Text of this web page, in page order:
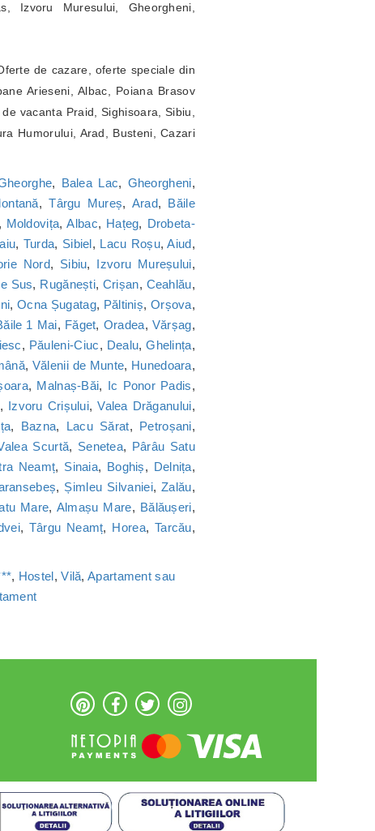
Izvoru Muresului, Gheorgheni,
de cazare, oferte speciale din
Arieseni, Albac, Poiana Brasov
vacanta Praid, Sighisoara, Sibiu,
Humorului, Arad, Busteni, Cazari
, Balea Lac, Gheorgheni,
,Târgu Mureș, Arad, Băile
, Moldovița,Albac, Hațeg, Drobeta-
, Turda, Sibiel, Lacu Roșu,Aiud,
Nord, Sibiu, Izvoru Mureșului,
Sus, Rugănești, Crișan, Ceahlău,
, Ocna Șugatag, Păltiniș, Orșova,
1 Mai, Făget, Oradea, Vărșag,
, Păuleni-Ciuc, Dealu,Ghelința,
, Vălenii de Munte, Hunedoara,
, Malnaș-Băi, Ic Ponor Padis,
, Izvoru Crișului,Valea Drăganului,
, Bazna, Lacu Sărat, Petroșani,
Scurtă, Senetea, Pârâu Satu
Neamț, Sinaia, Boghiș, Delnița,
, Șimleu Silvaniei,Zalău,
Mare, Almașu Mare, Bălăușeri,
, Târgu Neamț, Horea, Tarcău,
, Hostel,Vilă,Apartament sau